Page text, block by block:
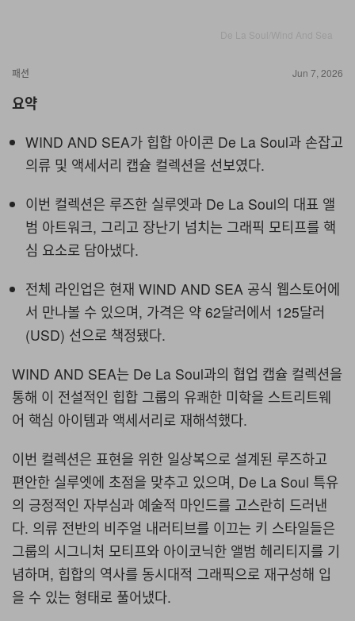
패션 Jun 7, 2026
요약
WIND AND SEA가 힙합 아이콘 De La Soul과 손잡고
의류 및 액세서리 캡슐 컬렉션을 선보였다.
이번 컬렉션은 루즈한 실루엣과 De La Soul의 대표 앨
범 아트워크, 그리고 장난기 넘치는 그래픽 모티프를 핵
심 요소로 담아냈다.
전체 라인업은 현재 WIND AND SEA 공식 웹스토어에
서 만나볼 수 있으며, 가격은 약 62달러에서 125달러
(USD) 선으로 책정됐다.
WIND AND SEA는 De La Soul과의 협업 캡슐 컬렉션을
통해 이 전설적인 힙합 그룹의 유쾌한 미학을 스트리트웨
어 핵심 아이템과 액세서리로 재해석했다.
이번 컬렉션은 표현을 위한 일상복으로 설계된 루즈하고
편안한 실루엣에 초점을 맞추고 있으며, De La Soul 특유
의 긍정적인 자부심과 예술적 마인드를 고스란히 드러낸
다. 의류 전반의 비주얼 내러티브를 이끄는 키 스타일들은
그룹의 시그니처 모티프와 아이코닉한 앨범 헤리티지를 기
념하며, 힙합의 역사를 동시대적 그래픽으로 재구성해 입
을 수 있는 형태로 풀어냈다.